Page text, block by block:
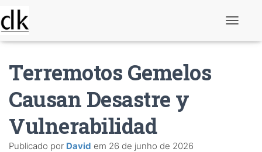
Terremotos Gemelos
Causan Desastre y
Vulnerabilidad
Publicado por David em 26 de junho de 2026